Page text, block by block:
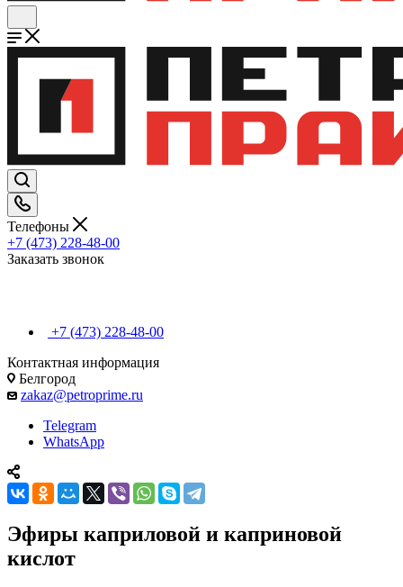
Телефоны
+7 (473) 228-48-00
Заказать звонок
+7 (473) 228-48-00
Контактная информация
Белгород
zakaz@petroprime.ru
Telegram
WhatsApp
Эфиры каприловой и каприновой
кислот